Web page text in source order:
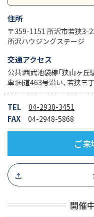
住所
〒359-1151 所沢市若狭3-
所沢ハウジングステージ
交通アクセス
公共:西武池袋線「狭山ヶ丘
車:国道463号沿い、若狭三
TEL 04-2938-3451
FAX 04-2948-5868
ご来
開催